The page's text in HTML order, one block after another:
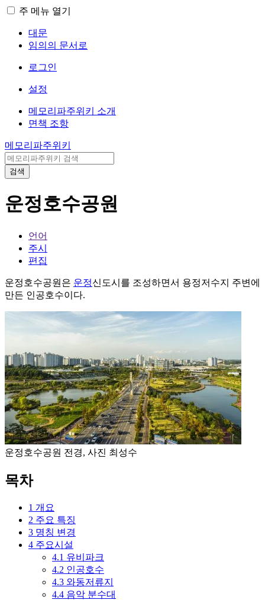
주 메뉴 열기
대문
임의의 문서로
로그인
설정
메모리파주위키 소개
면책 조항
메모리파주위키
검색
운정호수공원
언어
주시
편집
운정호수공원은 운정신도시를 조성하면서 용정저수지 주변에
만든 인공호수이다.
운정호수공원 전경, 사진 최성수
목차
1 개요
2 주요 특징
3 명칭 변경
4 주요시설
4.1 유비파크
4.2 인공호수
4.3 와동저류지
4.4 음악 분수대